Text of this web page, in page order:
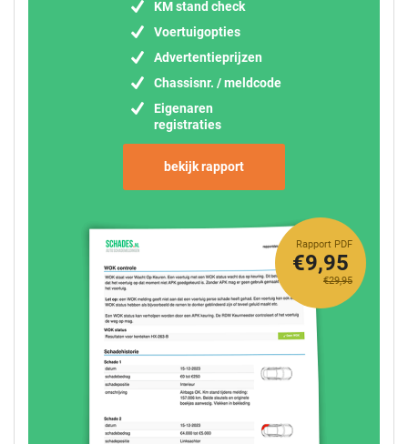
KM stand check
Voertuigopties
Advertentieprijzen
Chassisnr. / meldcode
Eigenaren
registraties
bekijk rapport
Rapport PDF
€29,95
€9,95